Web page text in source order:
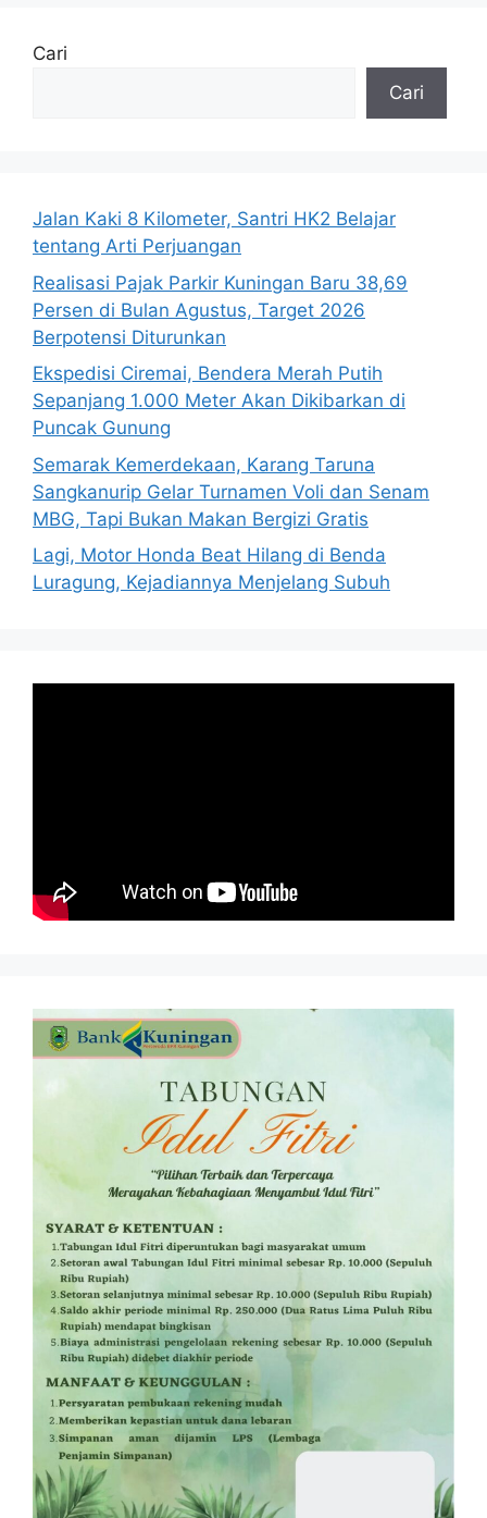
Cari
Cari
Jalan Kaki 8 Kilometer, Santri HK2 Belajar
tentang Arti Perjuangan
Realisasi Pajak Parkir Kuningan Baru 38,69
Persen di Bulan Agustus, Target 2026
Berpotensi Diturunkan
Ekspedisi Ciremai, Bendera Merah Putih
Sepanjang 1.000 Meter Akan Dikibarkan di
Puncak Gunung
Semarak Kemerdekaan, Karang Taruna
Sangkanurip Gelar Turnamen Voli dan Senam
MBG, Tapi Bukan Makan Bergizi Gratis
Lagi, Motor Honda Beat Hilang di Benda
Luragung, Kejadiannya Menjelang Subuh